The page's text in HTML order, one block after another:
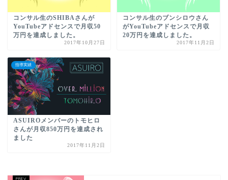
コンサル生のSHIBAさんが
YouTubeアドセンスで月収50
万円を達成しました。
2017年10月27日
コンサル生のブンシロウさん
がYouTubeアドセンスで月収
20万円を達成しました。
2017年11月2日
指導実績
ASUIROメンバーのトモヒロ
さんが月収850万円を達成され
ました
2017年11月2日